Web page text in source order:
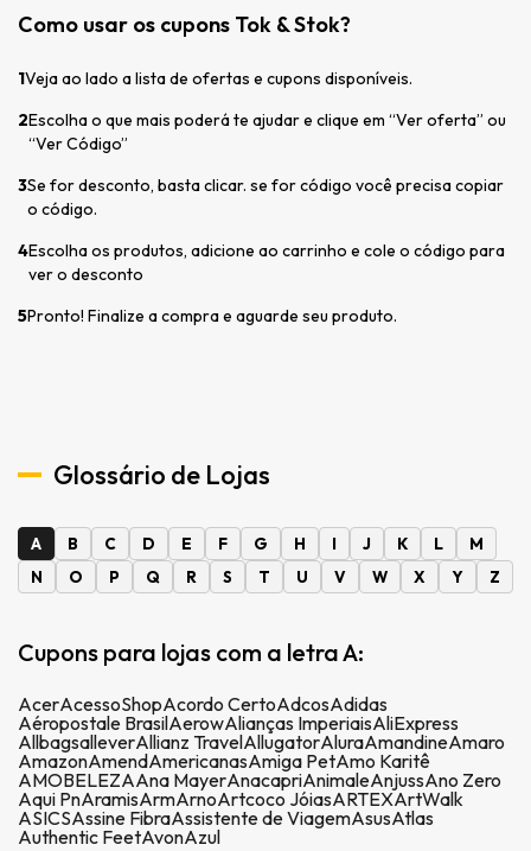
Como usar os cupons Tok & Stok?
1Veja ao lado a lista de ofertas e cupons disponíveis.
2Escolha o que mais poderá te ajudar e clique em “Ver oferta” ou
“Ver Código”
3Se for desconto, basta clicar. se for código você precisa copiar
o código.
4Escolha os produtos, adicione ao carrinho e cole o código para
ver o desconto
5Pronto! Finalize a compra e aguarde seu produto.
Glossário de Lojas
A B C D E F G H I J K L
M
N
O P Q R S T U V W X Y Z
Cupons para lojas com a letra A:
AcerAcessoShopAcordo CertoAdcosAdidas
Aéropostale BrasilAerowAlianças ImperiaisAliExpress
AllbagsalleverAllianz TravelAllugatorAluraAmandineAmaro
AmazonAmendAmericanasAmiga PetAmo Karitê
AMOBELEZAAna MayerAnacapriAnimaleAnjussAno Zero
Aqui PnAramisArmArnoArtcoco JóiasARTEXArtWalk
ASICSAssine FibraAssistente de ViagemAsusAtlas
Authentic FeetAvonAzul